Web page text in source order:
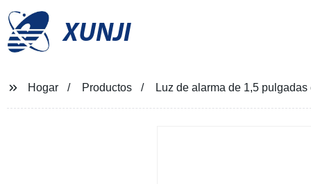
XUNJI
Hogar Productos Luz de alarma de 1,5